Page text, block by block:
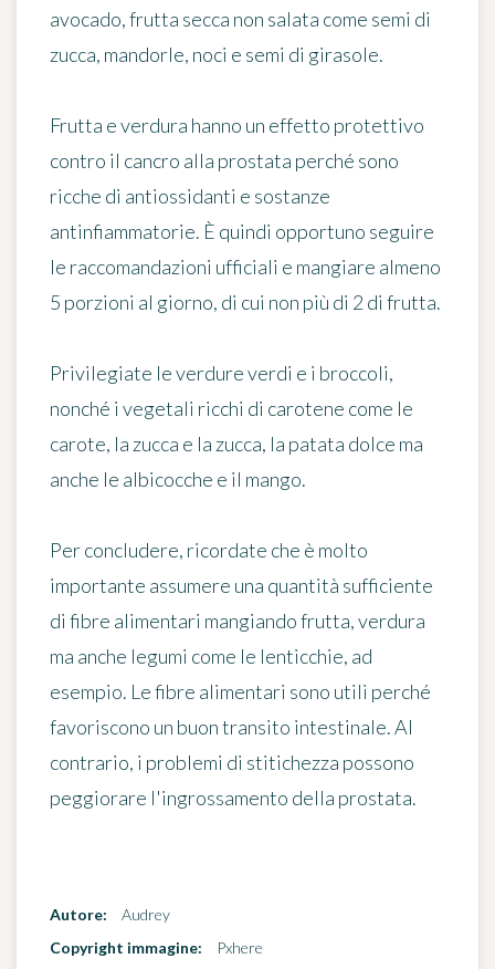
avocado, frutta secca non salata come semi di
zucca, mandorle, noci e semi di girasole.
Frutta e verdura hanno un effetto protettivo
contro il cancro alla prostata perché sono
ricche di antiossidanti e sostanze
antinfiammatorie. È quindi opportuno seguire
le raccomandazioni ufficiali e mangiare almeno
5 porzioni al giorno, di cui non più di 2 di frutta.
Privilegiate le verdure verdi e i broccoli,
nonché i vegetali ricchi di carotene come le
carote, la zucca e la zucca, la patata dolce ma
anche le albicocche e il mango.
Per concludere, ricordate che è molto
importante assumere una quantità sufficiente
di fibre alimentari mangiando frutta, verdura
ma anche legumi come le lenticchie, ad
esempio. Le fibre alimentari sono utili perché
favoriscono un buon transito intestinale. Al
contrario, i problemi di stitichezza possono
peggiorare l'ingrossamento della prostata.
Autore:
Audrey
Copyright immagine:
Pxhere